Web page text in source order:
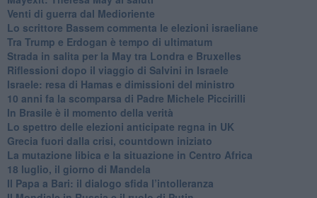
Venti di guerra dal Medioriente
Lo scrittore Bassem commenta le elezioni israeliane
Tra Trump e Erdogan è tempo di ultimatum
Strada in salita per la May tra Londra e Bruxelles
Riflessioni dopo il viaggio di Salvini in Israele
Israele: resa di Hamas e dimissioni del ministro
10 anni fa la scomparsa di Padre Michele Piccirilli
In Brasile è il momento della verità
Lo spettro delle elezioni anticipate regna in UK
Grecia fuori dalla crisi, countdown iniziato
La mutazione libica e la situazione in Centro Africa
18 luglio, il giorno di Mandela
Il Papa a Bari: il dialogo sfida l’intolleranza